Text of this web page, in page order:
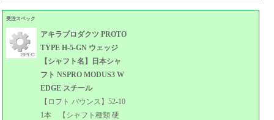
受注スペック
アキラプロダクツ PROTO
TYPE H-5-GN ウェッジ
【シャフト名】日本シャ
フト NSPRO MODUS3 W
EDGE スチール
【ロフト バウンス】52-10
1本 【シャフト種類 硬